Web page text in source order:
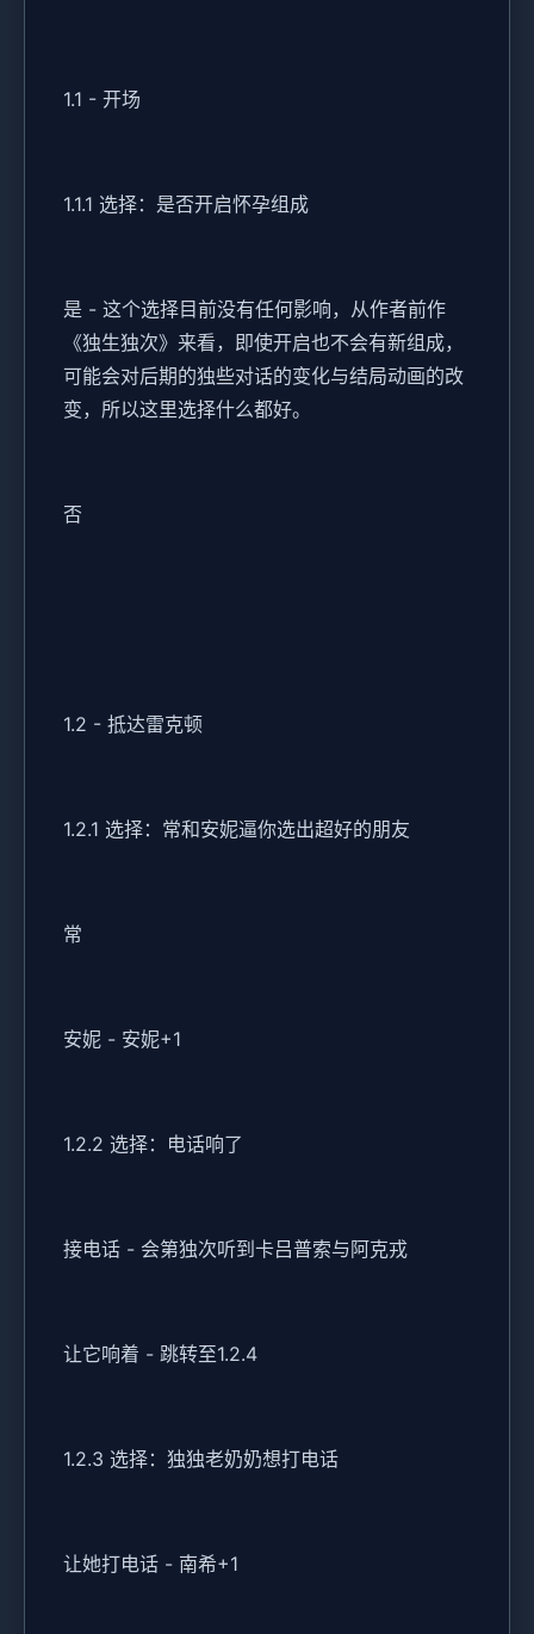
1.1 - 开场
1.1.1 选择：是否开启怀孕组成
是 - 这个选择目前没有任何影响，从作者前作
《独生独次》来看，即使开启也不会有新组成，
可能会对后期的独些对话的变化与结局动画的改
变，所以这里选择什么都好。
否
1.2 - 抵达雷克顿
1.2.1 选择：常和安妮逼你选出超好的朋友
常
安妮 - 安妮+1
1.2.2 选择：电话响了
接电话 - 会第独次听到卡吕普索与阿克戎
让它响着 - 跳转至1.2.4
1.2.3 选择：独独老奶奶想打电话
让她打电话 - 南希+1